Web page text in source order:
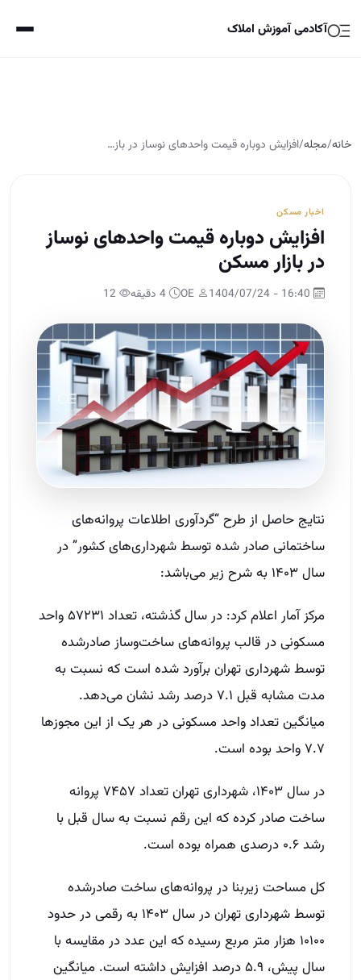
آکادمی آموزش املاک
خانه/مجله/افزایش دوباره قیمت واحدهای نوساز در باز…
اخبار مسکن
افزایش دوباره قیمت واحدهای نوساز
در بازار مسکن
نتایج حاصل از طرح “گردآوری اطلاعات پروانه‌های
ساختمانی صادر شده توسط شهرداری‌های کشور” در
سال ۱۴۰۳ به شرح زیر می‌باشد:
مرکز آمار اعلام کرد: در سال گذشته، تعداد ۵۷۲۳۱ واحد
مسکونی در قالب پروانه‌های ساخت‌وساز صادرشده
توسط شهرداری تهران برآورد شده است که نسبت به
مدت مشابه قبل ۷.۱ درصد رشد نشان می‌دهد.
میانگین تعداد واحد مسکونی در هر یک از این مجوزها
۷.۷ واحد بوده است.
در سال ۱۴۰۳، شهرداری تهران تعداد ۷۴۵۷ پروانه
ساخت صادر کرده که این رقم نسبت به سال قبل با
رشد ۰.۶ درصدی همراه بوده است.
کل مساحت زیربنا در پروانه‌های ساخت صادرشده
توسط شهرداری تهران در سال ۱۴۰۳ به رقمی در حدود
۱۰۱۰۰ هزار متر مربع رسیده که این عدد در مقایسه با
سال پیش، ۵.۹ درصد افزایش داشته است. میانگین